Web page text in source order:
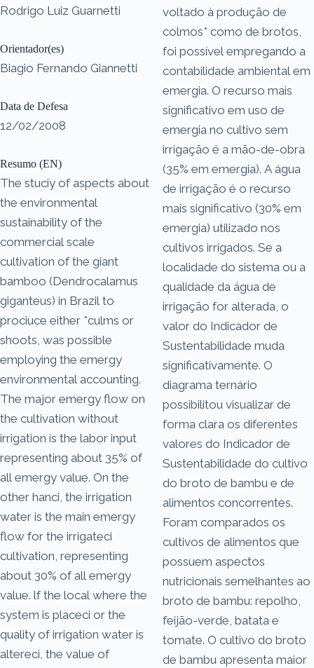
Rodrigo Luiz Guarnetti
Orientador(es)
Biagio Fernando Giannetti
Data de Defesa
12/02/2008
Resumo (EN)
The stuciy of aspects about
the environmental
sustainability of the
commercial scale
cultivation of the giant
bamboo (Dendrocalamus
giganteus) in Brazil to
prociuce either *culms or
shoots, was possible
employing the emergy
environmental accounting.
The major emergy flow on
the cultivation without
irrigation is the labor input
representing about 35% of
all emergy value. On the
other hanci, the irrigation
water is the main emergy
flow for the irrigateci
cultivation, representing
about 30% of all emergy
value. lf the local where the
system is placeci or the
quality of irrigation water is
altereci, the value of
voltado à produção de
colmos* como de brotos,
foi possível empregando a
contabilidade ambiental em
emergia. O recurso mais
significativo em uso de
emergia no cultivo sem
irrigação é a mão-de-obra
(35% em emergia). A água
de irrigação é o recurso
mais significativo (30% em
emergia) utilizado nos
cultivos irrigados. Se a
localidade do sistema ou a
qualidade da água de
irrigação for alterada, o
valor do Indicador de
Sustentabilidade muda
significativamente. O
diagrama ternário
possibilitou visualizar de
forma clara os diferentes
valores do Indicador de
Sustentabilidade do cultivo
do broto de bambu e de
alimentos concorrentes.
Foram comparados os
cultivos de alimentos que
possuem aspectos
nutricionais semelhantes ao
broto de bambu: repolho,
feijão-verde, batata e
tomate. O cultivo do broto
de bambu apresenta maior